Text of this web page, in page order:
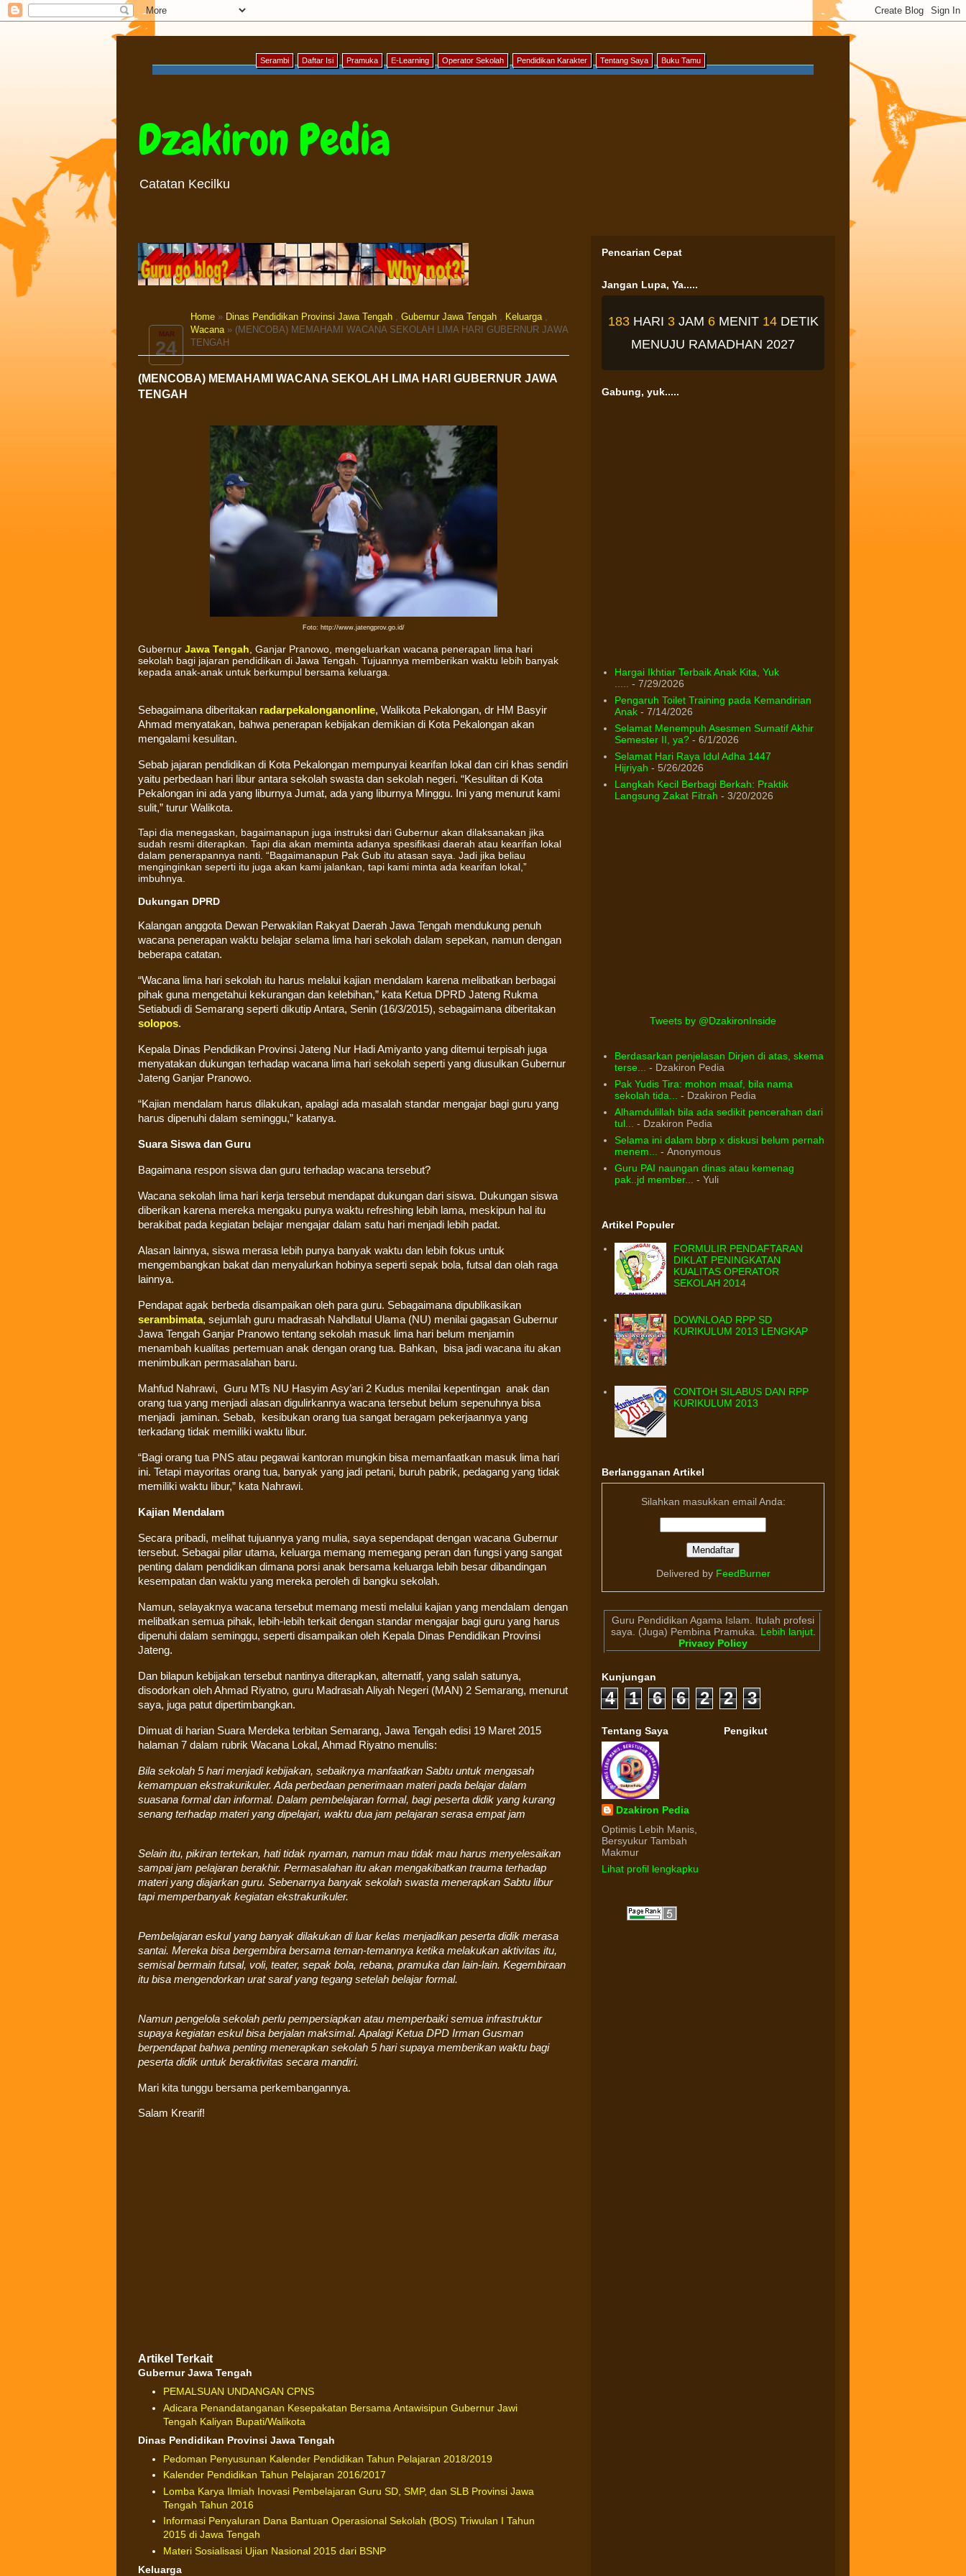
Serambi Daftar Isi Pramuka E-Learning Operator Sekolah Pendidikan Karakter Tentang Saya Buku Tamu
Dzakiron Pedia
Catatan Kecilku
MAR
24
Home » Dinas Pendidikan Provinsi Jawa Tengah , Gubernur Jawa Tengah , Keluarga,
Wacana» (MENCOBA) MEMAHAMI WACANA SEKOLAH LIMA HARI GUBERNUR JAWA
TENGAH
(MENCOBA) MEMAHAMI WACANA SEKOLAH LIMA HARI GUBERNUR JAWA
TENGAH
Foto: http://www.jatengprov.go.id/
Gubernur Jawa Tengah , Ganjar Pranowo, mengeluarkan wacana penerapan lima hari
sekolah bagi jajaran pendidikan di Jawa Tengah. Tujuannya memberikan waktu lebih banyak
kepada anak-anak untuk berkumpul bersama keluarga.
Sebagaimana diberitakan radarpekalonganonline, Walikota Pekalongan, dr HM Basyir
Ahmad menyatakan, bahwa penerapan kebijakan demikian di Kota Pekalongan akan
mengalami kesulitan.
Sebab jajaran pendidikan di Kota Pekalongan mempunyai kearifan lokal dan ciri khas sendiri
yaitu perbedaan hari libur antara sekolah swasta dan sekolah negeri. “Kesulitan di Kota
Pekalongan ini ada yang liburnya Jumat, ada yang liburnya Minggu. Ini yang menurut kami
sulit,” turur Walikota.
Tapi dia menegaskan, bagaimanapun juga instruksi dari Gubernur akan dilaksanakan jika
sudah resmi diterapkan. Tapi dia akan meminta adanya spesifikasi daerah atau kearifan lokal
dalam penerapannya nanti. “Bagaimanapun Pak Gub itu atasan saya. Jadi jika beliau
menginginkan seperti itu juga akan kami jalankan, tapi kami minta ada kearifan lokal,”
imbuhnya.
Dukungan DPRD
Kalangan anggota Dewan Perwakilan Rakyat Daerah Jawa Tengah mendukung penuh
wacana penerapan waktu belajar selama lima hari sekolah dalam sepekan, namun dengan
beberapa catatan.
“Wacana lima hari sekolah itu harus melalui kajian mendalam karena melibatkan berbagai
pihak guna mengetahui kekurangan dan kelebihan,” kata Ketua DPRD Jateng Rukma
Setiabudi di Semarang seperti dikutip Antara, Senin (16/3/2015), sebagaimana diberitakan
solopos.
Kepala Dinas Pendidikan Provinsi Jateng Nur Hadi Amiyanto yang ditemui terpisah juga
menyatakan dukungan terhadap wacana lima hari sekolah seperti yang diusulkan Gubernur
Jateng Ganjar Pranowo.
“Kajian mendalam harus dilakukan, apalagi ada masalah standar mengajar bagi guru yang
harus dipenuhi dalam seminggu,” katanya.
Suara Siswa dan Guru
Bagaimana respon siswa dan guru terhadap wacana tersebut?
Wacana sekolah lima hari kerja tersebut mendapat dukungan dari siswa. Dukungan siswa
diberikan karena mereka mengaku punya waktu refreshing lebih lama, meskipun hal itu
berakibat pada kegiatan belajar mengajar dalam satu hari menjadi lebih padat.
Alasan lainnya, siswa merasa lebih punya banyak waktu dan lebih fokus untuk
mengembangkan bakat dan menyalurkan hobinya seperti sepak bola, futsal dan olah raga
lainnya.
Pendapat agak berbeda disampaikan oleh para guru. Sebagaimana dipublikasikan
serambimata, sejumlah guru madrasah Nahdlatul Ulama (NU) menilai gagasan Gubernur
Jawa Tengah Ganjar Pranowo tentang sekolah masuk lima hari belum menjamin
menambah kualitas pertemuan anak dengan orang tua. Bahkan, bisa jadi wacana itu akan
menimbulkan permasalahan baru.
Mahfud Nahrawi, Guru MTs NU Hasyim Asy’ari 2 Kudus menilai kepentingan anak dan
orang tua yang menjadi alasan digulirkannya wacana tersebut belum sepenuhnya bisa
menjadi jaminan. Sebab, kesibukan orang tua sangat beragam pekerjaannya yang
terkadang tidak memiliki waktu libur.
“Bagi orang tua PNS atau pegawai kantoran mungkin bisa memanfaatkan masuk lima hari
ini. Tetapi mayoritas orang tua, banyak yang jadi petani, buruh pabrik, pedagang yang tidak
memiliki waktu libur,” kata Nahrawi.
Kajian Mendalam
Secara pribadi, melihat tujuannya yang mulia, saya sependapat dengan wacana Gubernur
tersebut. Sebagai pilar utama, keluarga memang memegang peran dan fungsi yang sangat
penting dalam pendidikan dimana porsi anak bersama keluarga lebih besar dibandingan
kesempatan dan waktu yang mereka peroleh di bangku sekolah.
Namun, selayaknya wacana tersebut memang mesti melalui kajian yang mendalam dengan
melibatkan semua pihak, lebih-lebih terkait dengan standar mengajar bagi guru yang harus
dipenuhi dalam seminggu, seperti disampaikan oleh Kepala Dinas Pendidikan Provinsi
Jateng.
Dan bilapun kebijakan tersebut nantinya diterapkan, alternatif, yang salah satunya,
disodorkan olehAhmad Riyatno, guru Madrasah Aliyah Negeri (MAN) 2 Semarang, menurut
saya, juga patut dipertimbangkan.
Dimuat di harian Suara Merdeka terbitan Semarang, Jawa Tengah edisi 19 Maret 2015
halaman 7 dalam rubrik Wacana Lokal, Ahmad Riyatno menulis:
Bila sekolah 5 hari menjadi kebijakan, sebaiknya manfaatkan Sabtu untuk mengasah
kemampuan ekstrakurikuler. Ada perbedaan penerimaan materi pada belajar dalam
suasana formal dan informal. Dalam pembelajaran formal, bagi peserta didik yang kurang
senang terhadap materi yang dipelajari, waktu dua jam pelajaran serasa empat jam
Selain itu, pikiran tertekan, hati tidak nyaman, namun mau tidak mau harus menyelesaikan
sampai jam pelajaran berakhir. Permasalahan itu akan mengakibatkan trauma terhadap
materi yang diajarkan guru. Sebenarnya banyak sekolah swasta menerapkan Sabtu libur
tapi memperbanyak kegiatan ekstrakurikuler.
Pembelajaran eskul yang banyak dilakukan di luar kelas menjadikan peserta didik merasa
santai. Mereka bisa bergembira bersama teman-temannya ketika melakukan aktivitas itu,
semisal bermain futsal, voli, teater, sepak bola, rebana, pramuka dan lain-lain. Kegembiraan
itu bisa mengendorkan urat saraf yang tegang setelah belajar formal.
Namun pengelola sekolah perlu pempersiapkan atau memperbaiki semua infrastruktur
supaya kegiatan eskul bisa berjalan maksimal. Apalagi Ketua DPD Irman Gusman
berpendapat bahwa penting menerapkan sekolah 5 hari supaya memberikan waktu bagi
peserta didik untuk beraktivitas secara mandiri.
Mari kita tunggu bersama perkembangannya.
Salam Krearif!
Artikel Terkait
Gubernur Jawa Tengah
PEMALSUAN UNDANGAN CPNS
Adicara Penandatanganan Kesepakatan Bersama Antawisipun Gubernur Jawi
Tengah Kaliyan Bupati/Walikota
Dinas Pendidikan Provinsi Jawa Tengah
Pedoman Penyusunan Kalender Pendidikan Tahun Pelajaran 2018/2019
Kalender Pendidikan Tahun Pelajaran 2016/2017
Lomba Karya Ilmiah Inovasi Pembelajaran Guru SD, SMP, dan SLB Provinsi Jawa
Tengah Tahun 2016
Informasi Penyaluran Dana Bantuan Operasional Sekolah (BOS) Triwulan I Tahun
2015 di Jawa Tengah
Materi Sosialisasi Ujian Nasional 2015 dari BSNP
Keluarga
Pencarian Cepat
Jangan Lupa, Ya.....
183 HARI 3 JAM 6 MENIT14 DETIK
MENUJU RAMADHAN 2027
Gabung, yuk.....
Hargai Ikhtiar Terbaik Anak Kita, Yuk
- 7/29/2026
Pengaruh Toilet Training pada Kemandirian
Anak- 7/14/2026
Selamat Menempuh Asesmen Sumatif Akhir
Semester II, ya?- 6/1/2026
Selamat Hari Raya Idul Adha 1447
Hijriyah - 5/26/2026
Langkah Kecil Berbagi Berkah: Praktik
Langsung Zakat Fitrah - 3/20/2026
Tweets by @DzakironInside
Berdasarkan penjelasan Dirjen di atas, skema
terse...
- Dzakiron Pedia
Pak Yudis Tira: mohon maaf, bila nama
sekolah tida...
- Dzakiron Pedia
Alhamdulillah bila ada sedikit pencerahan dari
tul...
- Dzakiron Pedia
Selama ini dalam bbrp x diskusi belum pernah
menem...
- Anonymous
Guru PAI naungan dinas atau kemenag
pak..jd member...
- Yuli
Artikel Populer
FORMULIR PENDAFTARAN
DIKLAT PENINGKATAN
KUALITAS OPERATOR
SEKOLAH 2014
DOWNLOAD RPP SD
KURIKULUM 2013 LENGKAP
CONTOH SILABUS DAN RPP
KURIKULUM 2013
Berlangganan Artikel
Silahkan masukkan email Anda:
Delivered by FeedBurner
Guru Pendidikan Agama Islam. Itulah profesi
saya. (Juga) Pembina Pramuka.
Lebih lanjut.
Privacy Policy
Kunjungan
4 1 6 6 2 2 3
Tentang Saya
Dzakiron Pedia
Optimis Lebih Manis,
Bersyukur Tambah
Makmur
Lihat profil lengkapku
Pengikut